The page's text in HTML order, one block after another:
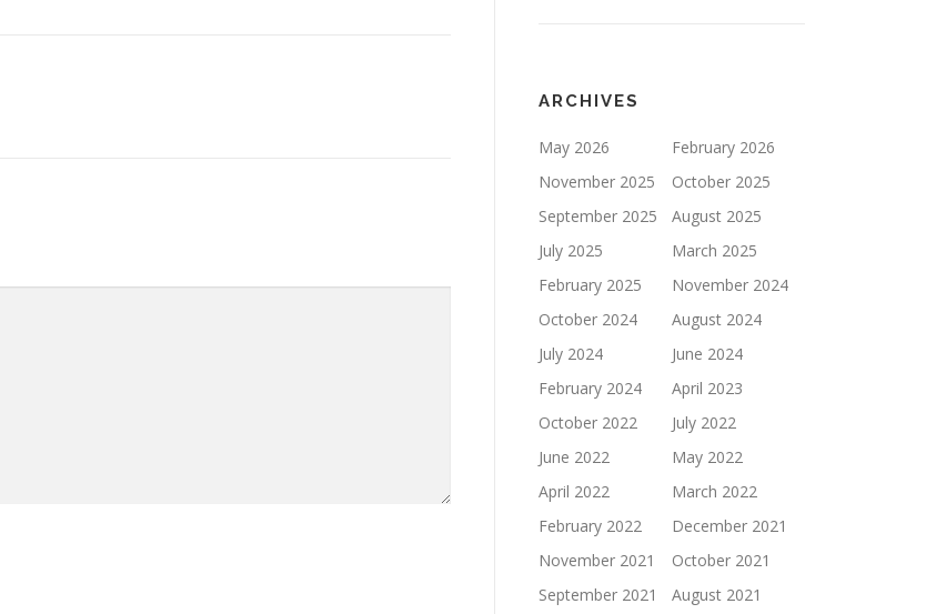
ARCHIVES
May 2026
February 2026
November 2025
October 2025
September 2025
August 2025
July 2025
March 2025
February 2025
November 2024
October 2024
August 2024
July 2024
June 2024
February 2024
April 2023
October 2022
July 2022
June 2022
May 2022
April 2022
March 2022
February 2022
December 2021
November 2021
October 2021
September 2021
August 2021